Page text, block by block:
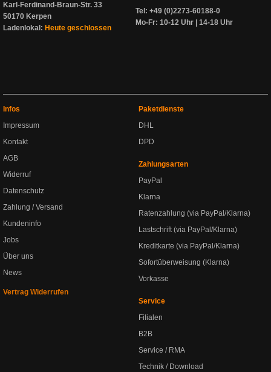
Karl-Ferdinand-Braun-Str. 33
50170 Kerpen
Ladenlokal: Heute geschlossen
Tel: +49 (0)2273-60188-0
Mo-Fr: 10-12 Uhr | 14-18 Uhr
Infos
Impressum
Kontakt
AGB
Widerruf
Datenschutz
Zahlung / Versand
Kundeninfo
Jobs
Über uns
News
Vertrag Widerrufen
Paketdienste
DHL
DPD
Zahlungsarten
PayPal
Klarna
Ratenzahlung (via PayPal/Klarna)
Lastschrift (via PayPal/Klarna)
Kreditkarte (via PayPal/Klarna)
Sofortüberweisung (Klarna)
Vorkasse
Service
Filialen
B2B
Service / RMA
Technik / Download